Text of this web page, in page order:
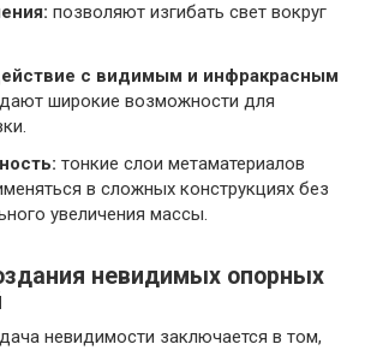
позволяют изгибать свет вокруг
с видимым и инфракрасным
дают широкие возможности для
тонкие слои метаматериалов
в сложных конструкциях без
увеличения массы.
невидимых опорных
невидимости заключается в том,